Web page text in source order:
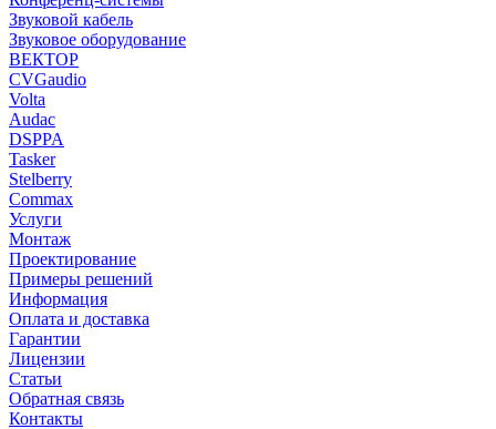
Звуковой кабель
Звуковое оборудование
ВЕКТОР
CVGaudio
Volta
Audac
DSPPA
Tasker
Stelberry
Commax
Услуги
Монтаж
Проектирование
Примеры решений
Информация
Оплата и доставка
Гарантии
Лицензии
Статьи
Обратная связь
Контакты